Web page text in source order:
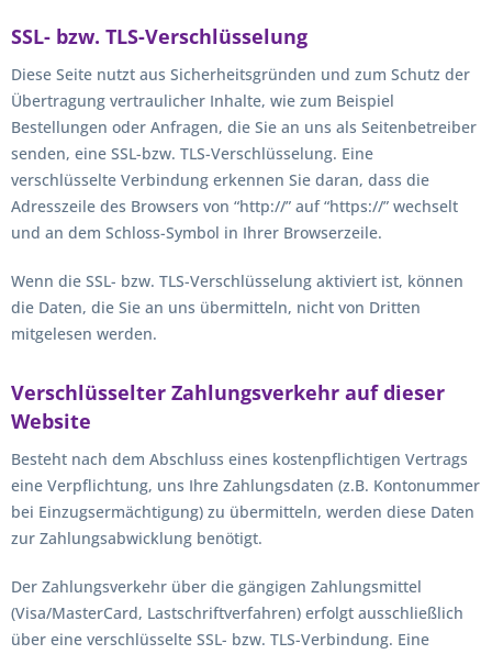
SSL- bzw. TLS-Verschlüsselung
Diese Seite nutzt aus Sicherheitsgründen und zum Schutz der
Übertragung vertraulicher Inhalte, wie zum Beispiel
Bestellungen oder Anfragen, die Sie an uns als Seitenbetreiber
senden, eine SSL-bzw. TLS-Verschlüsselung. Eine
verschlüsselte Verbindung erkennen Sie daran, dass die
Adresszeile des Browsers von “http://” auf “https://” wechselt
und an dem Schloss-Symbol in Ihrer Browserzeile.
Wenn die SSL- bzw. TLS-Verschlüsselung aktiviert ist, können
die Daten, die Sie an uns übermitteln, nicht von Dritten
mitgelesen werden.
Verschlüsselter Zahlungsverkehr auf dieser
Website
Besteht nach dem Abschluss eines kostenpflichtigen Vertrags
eine Verpflichtung, uns Ihre Zahlungsdaten (z.B. Kontonummer
bei Einzugsermächtigung) zu übermitteln, werden diese Daten
zur Zahlungsabwicklung benötigt.
Der Zahlungsverkehr über die gängigen Zahlungsmittel
(Visa/MasterCard, Lastschriftverfahren) erfolgt ausschließlich
über eine verschlüsselte SSL- bzw. TLS-Verbindung. Eine